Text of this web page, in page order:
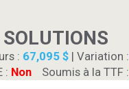
: 67,095 $ | Variation :
: Non Soumis à la TTF :